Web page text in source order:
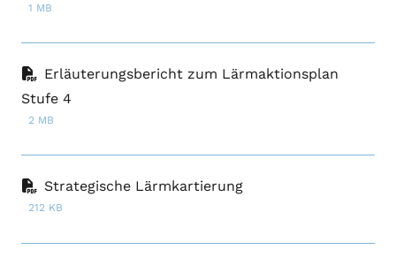
1 MB
Erläuterungsbericht zum Lärmaktionsplan
Stufe 4
2 MB
Strategische Lärmkartierung
212 KB